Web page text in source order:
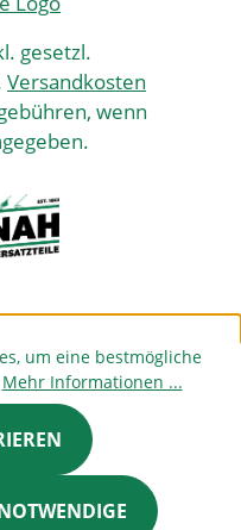
gesetzl.
Versandkosten
wenn
um eine bestmögliche
Mehr Informationen ...